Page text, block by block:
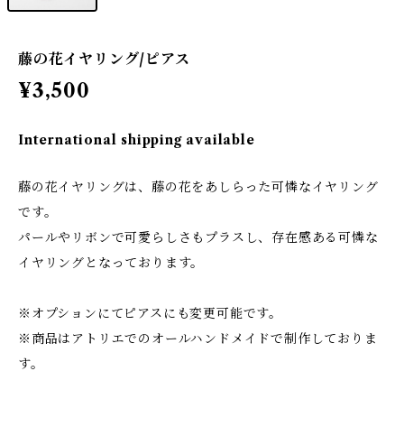
藤の花イヤリング/ピアス
¥3,500
International shipping available
藤の花イヤリングは、藤の花をあしらった可憐なイヤリング
です。
パールやリボンで可愛らしさもプラスし、存在感ある可憐な
イヤリングとなっております。
※オプションにてピアスにも変更可能です。
※商品はアトリエでのオールハンドメイドで制作しておりま
す。